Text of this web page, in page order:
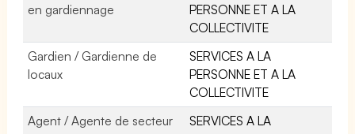
en gardiennage
PERSONNE ET A LA
COLLECTIVITE
Gardien / Gardienne de
locaux
SERVICES A LA
PERSONNE ET A LA
COLLECTIVITE
Agent / Agente de secteur
SERVICES A LA